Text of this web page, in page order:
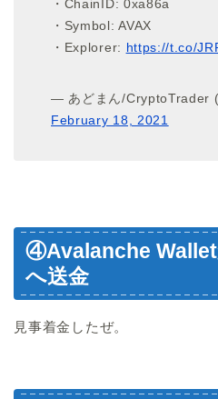
・ChainID: 0xa86a
・Symbol: AVAX
・Explorer: https://t.co/
— あどまん/CryptoTrader
February 18, 2021
④Avalanche Wallet
へ送金
見事着金したぜ。